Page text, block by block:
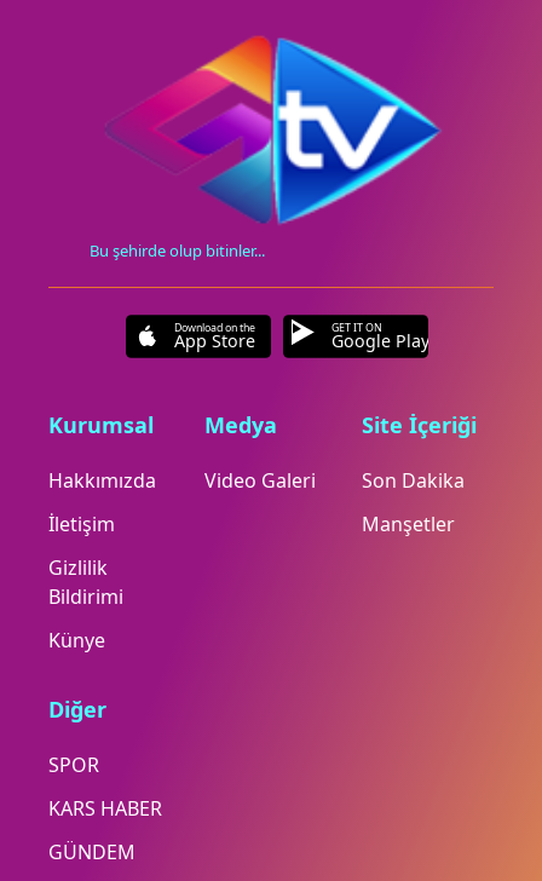
Bu şehirde olup bitinler...
Download on the
App Store
GET IT ON
Google Play
Kurumsal
Hakkımızda
İletişim
Gizlilik
Bildirimi
Künye
Medya
Video Galeri
Site İçeriği
Son Dakika
Manşetler
Diğer
SPOR
KARS HABER
GÜNDEM